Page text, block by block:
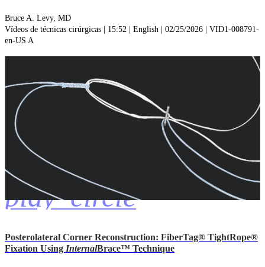
Bruce A. Levy, MD
Vídeos de técnicas cirúrgicas | 15:52 | English | 02/25/2026 | VID1-008791-
en-US A
play_circle
Posterolateral Corner Reconstruction: FiberTag® TightRope®
Fixation Using InternalBrace™ Technique